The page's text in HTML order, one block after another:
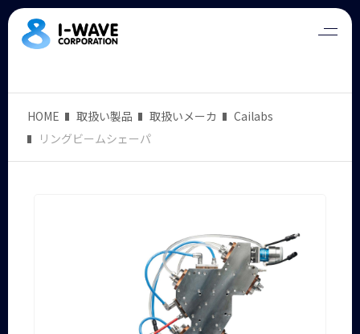
HOME 取扱い製品 取扱いメーカ
Cailabs
リングビームシェーパ